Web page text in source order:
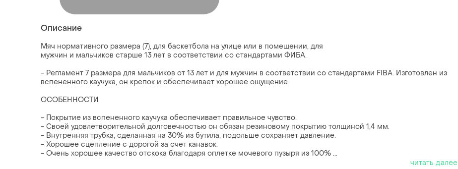
Описание
Мяч нормативного размера (7), для баскетбола на улице или в помещении, для
мужчин и мальчиков старше 13 лет в соответствии со стандартами ФИБА.
- Регламент 7 размера для мальчиков от 13 лет и для мужчин в соответствии со стандартами FIBA. Изготовлен из
вспененного каучука, он крепок и обеспечивает хорошее ощущение.
ОСОБЕННОСТИ
- Покрытие из вспененного каучука обеспечивает правильное чувство.
- Своей удовлетворительной долговечностью он обязан резиновому покрытию толщиной 1,4 мм.
- Внутренняя трубка, сделанная на 30% из бутила, подольше сохраняет давление.
- Хорошее сцепление с дорогой за счет канавок.
- Очень хорошее качество отскока благодаря оплетке мочевого пузыря из 100% ...
читать далее